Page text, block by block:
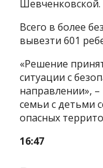
Шевченковской.
Всего в более
вывезти 601
«Решение
ситуации с
направлении»,
семьи с детьми
опасных
16:47